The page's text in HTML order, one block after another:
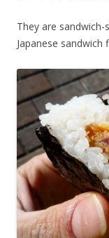
They are sandwich-
Japanese sandwich